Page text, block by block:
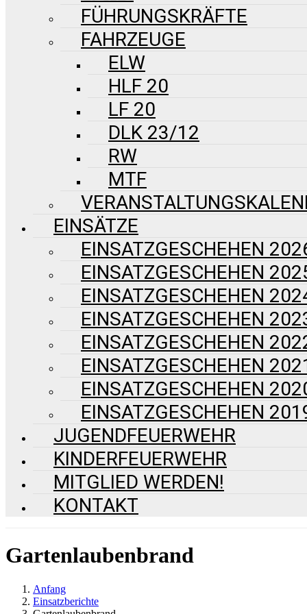
FÜHRUNGSKRÄFTE
FAHRZEUGE
ELW
HLF 20
LF 20
DLK 23/12
RW
MTF
EINSÄTZE
EINSATZGESCHEHEN
EINSATZGESCHEHEN
EINSATZGESCHEHEN
EINSATZGESCHEHEN
EINSATZGESCHEHEN
EINSATZGESCHEHEN
EINSATZGESCHEHEN
EINSATZGESCHEHEN
JUGENDFEUERWEHR
KINDERFEUERWEHR
MITGLIED WERDEN!
KONTAKT
Gartenlaubenbrand
Anfang
Einsatzberichte